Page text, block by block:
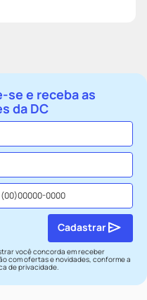
se e receba as
da DC
você concorda em receber
com ofertas e novidades, conforme a
de privacidade.
Cadastrar